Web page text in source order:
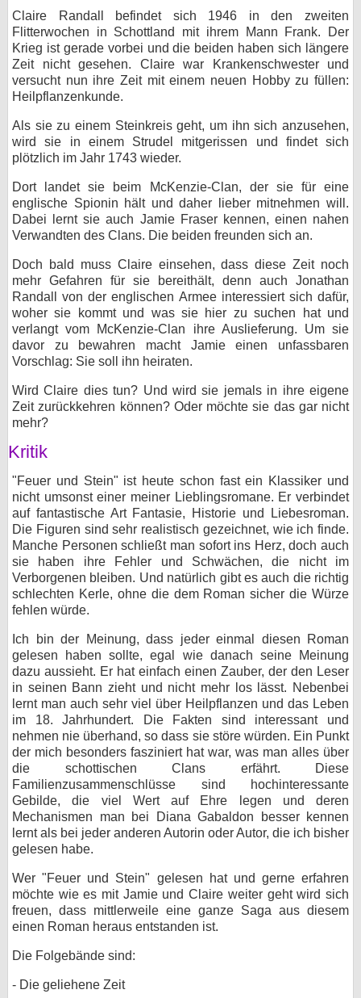
Claire Randall befindet sich 1946 in den zweiten
Flitterwochen in Schottland mit ihrem Mann Frank. Der
Krieg ist gerade vorbei und die beiden haben sich längere
Zeit nicht gesehen. Claire war Krankenschwester und
versucht nun ihre Zeit mit einem neuen Hobby zu füllen:
Heilpflanzenkunde.
Als sie zu einem Steinkreis geht, um ihn sich anzusehen,
wird sie in einem Strudel mitgerissen und findet sich
plötzlich im Jahr 1743 wieder.
Dort landet sie beim McKenzie-Clan, der sie für eine
englische Spionin hält und daher lieber mitnehmen will.
Dabei lernt sie auch Jamie Fraser kennen, einen nahen
Verwandten des Clans. Die beiden freunden sich an.
Doch bald muss Claire einsehen, dass diese Zeit noch
mehr Gefahren für sie bereithält, denn auch Jonathan
Randall von der englischen Armee interessiert sich dafür,
woher sie kommt und was sie hier zu suchen hat und
verlangt vom McKenzie-Clan ihre Auslieferung. Um sie
davor zu bewahren macht Jamie einen unfassbaren
Vorschlag: Sie soll ihn heiraten.
Wird Claire dies tun? Und wird sie jemals in ihre eigene
Zeit zurückkehren können? Oder möchte sie das gar nicht
mehr?
Kritik
"Feuer und Stein" ist heute schon fast ein Klassiker und
nicht umsonst einer meiner Lieblingsromane. Er verbindet
auf fantastische Art Fantasie, Historie und Liebesroman.
Die Figuren sind sehr realistisch gezeichnet, wie ich finde.
Manche Personen schließt man sofort ins Herz, doch auch
sie haben ihre Fehler und Schwächen, die nicht im
Verborgenen bleiben. Und natürlich gibt es auch die richtig
schlechten Kerle, ohne die dem Roman sicher die Würze
fehlen würde.
Ich bin der Meinung, dass jeder einmal diesen Roman
gelesen haben sollte, egal wie danach seine Meinung
dazu aussieht. Er hat einfach einen Zauber, der den Leser
in seinen Bann zieht und nicht mehr los lässt. Nebenbei
lernt man auch sehr viel über Heilpflanzen und das Leben
im 18. Jahrhundert. Die Fakten sind interessant und
nehmen nie überhand, so dass sie störe würden. Ein Punkt
der mich besonders fasziniert hat war, was man alles über
die schottischen Clans erfährt. Diese
Familienzusammenschlüsse sind hochinteressante
Gebilde, die viel Wert auf Ehre legen und deren
Mechanismen man bei Diana Gabaldon besser kennen
lernt als bei jeder anderen Autorin oder Autor, die ich bisher
gelesen habe.
Wer "Feuer und Stein" gelesen hat und gerne erfahren
möchte wie es mit Jamie und Claire weiter geht wird sich
freuen, dass mittlerweile eine ganze Saga aus diesem
einen Roman heraus entstanden ist.
Die Folgebände sind:
- Die geliehene Zeit
Kontakt
Nutzungsbedingungen
Cookie-Einstellungen
Impressum
Desktop-Ansicht
myFanbase